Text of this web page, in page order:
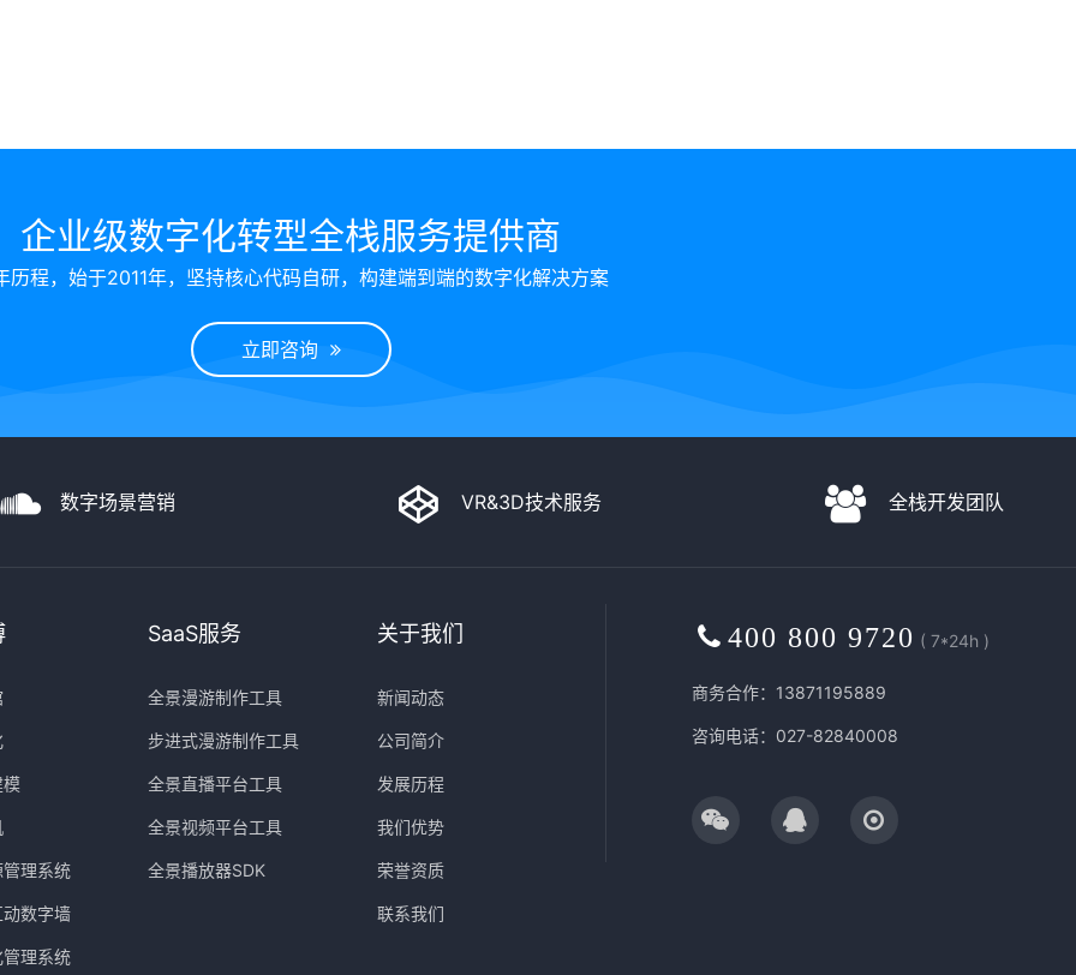
企业级数字化转型全栈服务提供商
历程，始于2011年，坚持核心代码自研，构建端到端的数字化解决方案
立即咨询
数字场景营销 VR&3D技术服务 全栈开发团队
模
理系统
数字墙
理系统
SaaS服务
全景漫游制作工具
步进式漫游制作工具
全景直播平台工具
全景视频平台工具
全景播放器SDK
关于我们
新闻动态
公司简介
发展历程
我们优势
荣誉资质
联系我们
400 800 9720 ( 7*24h )
商务合作：13871195889
咨询电话：027-82840008